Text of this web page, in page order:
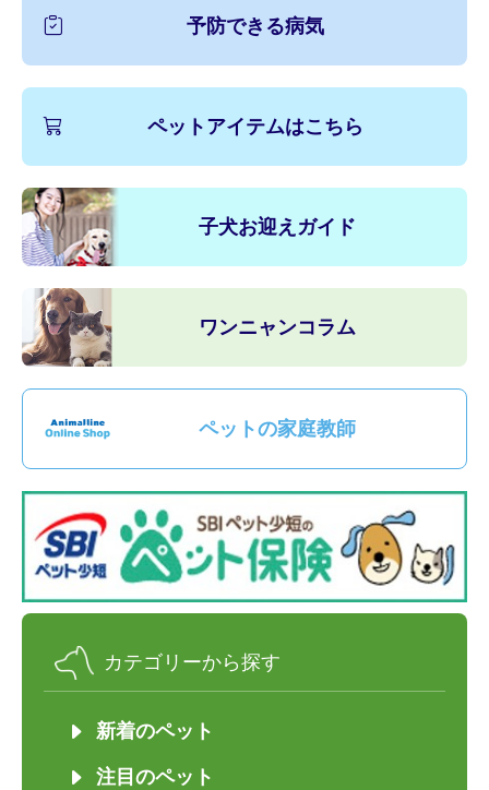
予防できる病気
ペットアイテムはこちら
子犬お迎えガイド
ワンニャンコラム
ペットの家庭教師
カテゴリーから探す
新着のペット
注目のペット